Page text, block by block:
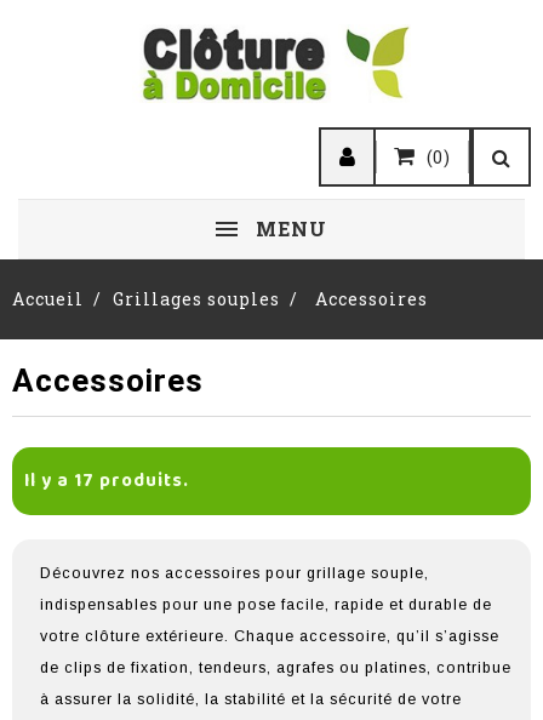
(0)
MENU
Accueil Grillages souples Accessoires
Accessoires
Il y a 17 produits.
Découvrez nos accessoires pour grillage souple,
indispensables pour une pose facile, rapide et durable de
votre clôture extérieure. Chaque accessoire, qu’il s’agisse
de clips de fixation, tendeurs, agrafes ou platines, contribue
à assurer la solidité, la stabilité et la sécurité de votre